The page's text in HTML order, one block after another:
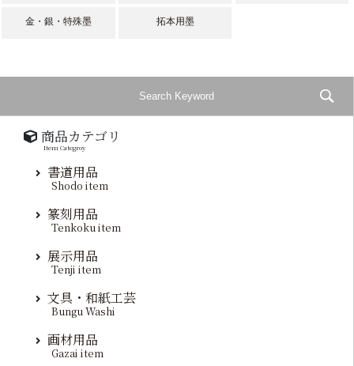
金・銀・特殊墨 拓本用墨
商品カテゴリ
Item Categroy
書道用品
Shodo item
篆刻用品
Tenkoku item
展示用品
Tenji item
文具・和紙工芸
Bungu Washi
画材用品
Gazai item